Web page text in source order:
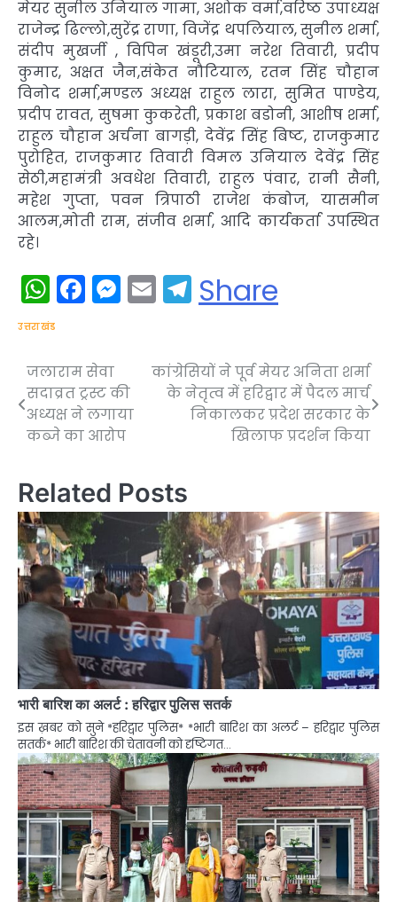
मेयर सुनील उनियाल गामा, अशोक वर्मा,वरिष्ठ उपाध्यक्ष
राजेन्द्र ढिल्लो,सुरेंद्र राणा, विजेंद्र थपलियाल, सुनील शर्मा,
संदीप मुखर्जी , विपिन खंडूरी,उमा नरेश तिवारी, प्रदीप
कुमार, अक्षत जैन,संकेत नौटियाल, रतन सिंह चौहान
विनोद शर्मा,मण्डल अध्यक्ष राहुल लारा, सुमित पाण्डेय,
प्रदीप रावत, सुषमा कुकरेती, प्रकाश बडोनी, आशीष शर्मा,
राहुल चौहान अर्चना बागड़ी, देवेंद्र सिंह बिष्ट, राजकुमार
पुरोहित, राजकुमार तिवारी विमल उनियाल देवेंद्र सिंह
सेठी,महामंत्री अवधेश तिवारी, राहुल पंवार, रानी सैनी,
महेश गुप्ता, पवन त्रिपाठी राजेश कंबोज, यासमीन
आलम,मोती राम, संजीव शर्मा, आदि कार्यकर्ता उपस्थित
रहे।
WhatsApp
Facebook
Messenger
EmailTelegram
Share
उत्तराखंड
Post
navigation
जलाराम सेवा
सदाव्रत ट्रस्ट की
अध्यक्ष ने लगाया
कब्जे का आरोप
कांग्रेसियों ने पूर्व मेयर अनिता शर्मा
के नेतृत्व में हरिद्वार में पैदल मार्च
निकालकर प्रदेश सरकार के
खिलाफ प्रदर्शन किया
Related Posts
भारी बारिश का अलर्ट : हरिद्वार पुलिस सतर्क
इस ख़बर को सुने *हरिद्वार पुलिस* *भारी बारिश का अलर्ट – हरिद्वार पुलिस
सतर्क* भारी बारिश की चेतावनी को दृष्टिगत…